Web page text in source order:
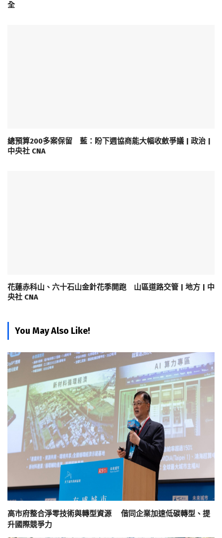
全
總預算200多案保留 藍：盼下週協商能大幅收斂爭議 | 政治 |
中央社 CNA
花蓮赤科山、六十石山金針花季開跑 山區道路交管 | 地方 | 中
央社 CNA
You May Also Like!
高市府整合淨零技術與轉型資源 偕同企業加速低碳轉型、提
升國際競爭力